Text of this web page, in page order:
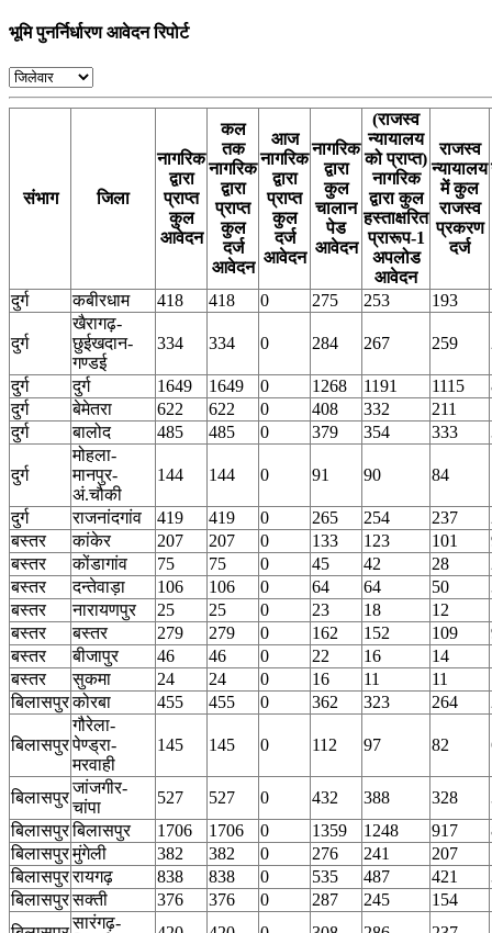
भूमि पुनर्निर्धारण आवेदन रिपोर्ट
संभाग जिला
नागरिक
द्वारा
प्राप्त
कुल
आवेदन
कल
तक
नागरिक
द्वारा
प्राप्त
कुल
दर्ज
आवेदन
आज
नागरिक
द्वारा
प्राप्त
कुल
दर्ज
आवेदन
नागरिक
द्वारा
कुल
चालान
पेड
आवेदन
(राजस्व
न्यायालय
को प्राप्त)
नागरिक
द्वारा कुल
हस्ताक्षरित
प्रारूप-1
अपलोड
आवेदन
राजस्व
न्यायालय
में कुल
राजस्व
प्रकरण
दर्ज
दुर्ग कबीरधाम 418 418 0 275 253 193
दुर्ग
खैरागढ़-
छुईखदान-
गण्डई
334 334 0 284 267 259
दुर्ग दुर्ग 1649 1649 0 1268 1191 1115
दुर्ग
बेमेतरा 622 622 0 408 332 211
दुर्ग
बालोद 485 485 0 379 354 333
दुर्ग
मोहला-
मानपुर-
अं.चौकी
144 144 0 91 90 84
दुर्ग राजनांदगांव 419 419 0 265 254 237
बस्तर
कांकेर 207 207 0 133 123 101
बस्तर
कोंडागांव 75 75 0 45 42 28
बस्तर
दन्तेवाड़ा 106 106 0 64 64 50
बस्तर
नारायणपुर 25 25 0 23 18 12
बस्तर
बस्तर 279 279 0 162 152 109
बस्तर
बीजापुर 46 46 0 22 16 14
बस्तर
सुकमा 24 24 0 16 11 11
बिलासपुरकोरबा 455 455 0 362 323 264
बिलासपुर
गौरेला-
पेण्ड्रा-
मरवाही
145 145 0 112 97 82
बिलासपुर
जांजगीर-
चांपा
527 527 0 432 388 328
बिलासपुरबिलासपुर 1706 1706 0 1359 1248 917
बिलासपुरमुंगेली 382 382 0 276 241 207
बिलासपुररायगढ़ 838 838 0 535 487 421
बिलासपुरसक्ती 376 376 0 287 245 154
सारंगढ़-